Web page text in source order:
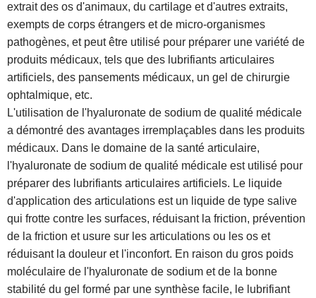
extrait des os d'animaux, du cartilage et d'autres extraits,
exempts de corps étrangers et de micro-organismes
pathogènes, et peut être utilisé pour préparer une variété de
produits médicaux, tels que des lubrifiants articulaires
artificiels, des pansements médicaux, un gel de chirurgie
ophtalmique, etc.
L'utilisation de l'hyaluronate de sodium de qualité médicale
a démontré des avantages irremplaçables dans les produits
médicaux. Dans le domaine de la santé articulaire,
l'hyaluronate de sodium de qualité médicale est utilisé pour
préparer des lubrifiants articulaires artificiels. Le liquide
d'application des articulations est un liquide de type salive
qui frotte contre les surfaces, réduisant la friction, prévention
de la friction et usure sur les articulations ou les os et
réduisant la douleur et l'inconfort. En raison du gros poids
moléculaire de l'hyaluronate de sodium et de la bonne
stabilité du gel formé par une synthèse facile, le lubrifiant